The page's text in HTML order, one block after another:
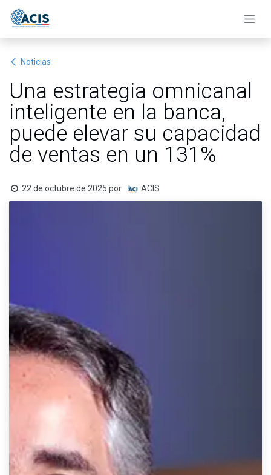
Noticias
Una estrategia omnicanal
inteligente en la banca,
puede elevar su capacidad
de ventas en un 131%
22 de octubre de 2025 por ACIS